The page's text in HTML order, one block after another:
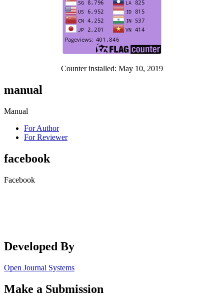
Counter installed: May 10, 2019
manual
Manual
For Author
For Reviewer
facebook
Facebook
Developed By
Open Journal Systems
Make a Submission